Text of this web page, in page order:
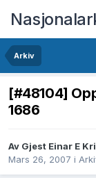
Arkiv
[#48104]
1686
Av Gjest Einar E
Mars 26, 2007 i